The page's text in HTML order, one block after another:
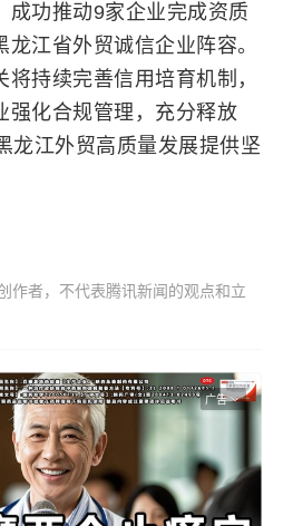
成功推动9家企业完成资质
江省外贸诚信企业阵容。
将持续完善信用培育机制，
强化合规管理，充分释放
龙江外贸高质量发展提供坚
作者，不代表腾讯新闻的观点和立
广告